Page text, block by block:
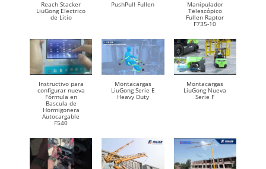
Reach Stacker
LiuGong Electrico
de Litio
PushPull Fullen
Manipulador
Telescópico
Fullen Raptor
F735-10
Instructivo para
configurar nueva
Fórmula en
Bascula de
Hormigonera
Autocargable
F540
Montacargas
LiuGong Serie E
Heavy Duty
Montacargas
LiuGong Nueva
Serie F